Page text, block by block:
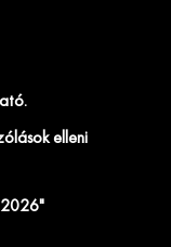
elleni
2026"